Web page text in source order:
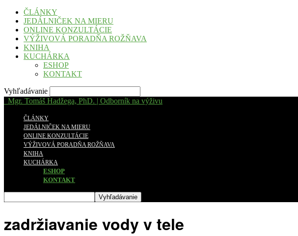
ČLÁNKY
JEDÁLNIČEK NA MIERU
ONLINE KONZULTÁCIE
VÝŽIVOVÁ PORADŇA ROŽŇAVA
KNIHA
KUCHÁRKA
ESHOP
KONTAKT
Vyhľadávanie
Mgr. Tomáš Hadžega, PhD. | Odborník na výživu
ČLÁNKY
JEDÁLNIČEK NA MIERU
ONLINE KONZULTÁCIE
VÝŽIVOVÁ PORADŇA ROŽŇAVA
KNIHA
KUCHÁRKA
ESHOP
KONTAKT
zadržiavanie vody v tele